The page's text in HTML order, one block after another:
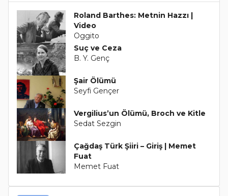
Roland Barthes: Metnin Hazzı |
Video
Oggito
Suç ve Ceza
B. Y. Genç
Şair Ölümü
Seyfi Gençer
Vergilius’un Ölümü, Broch ve Kitle
Sedat Sezgin
Çağdaş Türk Şiiri – Giriş | Memet
Fuat
Memet Fuat